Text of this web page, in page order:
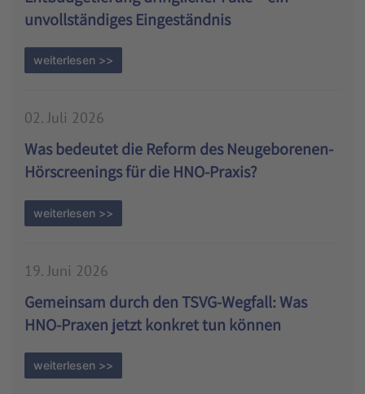
unvollständiges Eingeständnis
weiterlesen >>
02. Juli 2026
Was bedeutet die Reform des Neugeborenen-
Hörscreenings für die HNO-Praxis?
weiterlesen >>
19. Juni 2026
Gemeinsam durch den TSVG-Wegfall: Was
HNO-Praxen jetzt konkret tun können
weiterlesen >>